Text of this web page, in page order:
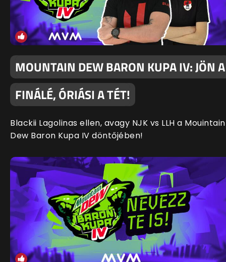
MOUNTAIN DEW BARON KUPA IV: JÖN A
FINÁLÉ, ÓRIÁSI A TÉT!
Blackii Lagolinas ellen, avagy NJK vs LLH a Mouintain
Dew Baron Kupa IV döntőjében!